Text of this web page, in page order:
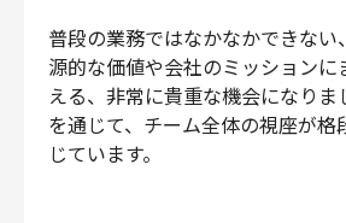
普段の業務ではなかなかできない
源的な価値や会社のミッションに
える、非常に貴重な機会になり
を通じて、チーム全体の視座が格
じています。